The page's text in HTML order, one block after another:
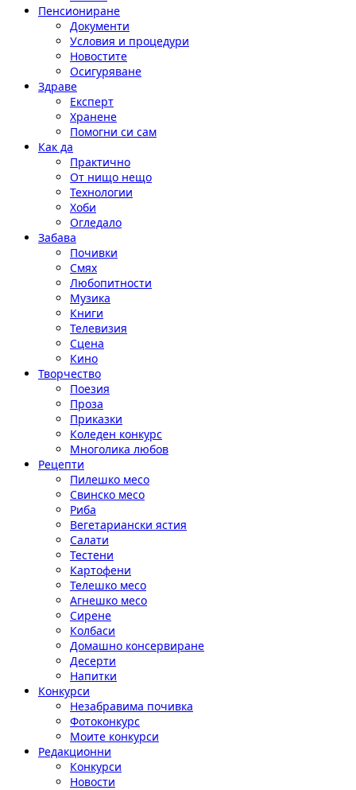
Пенсиониране
Документи
Условия и процедури
Новостите
Осигуряване
Здраве
Експерт
Хранене
Помогни си сам
Как да
Практично
От нищо нещо
Технологии
Хоби
Огледало
Забава
Почивки
Смях
Любопитности
Музика
Книги
Телевизия
Сцена
Кино
Творчество
Поезия
Проза
Приказки
Коледен конкурс
Многолика любов
Рецепти
Пилешко месо
Свинско месо
Риба
Вегетариански ястия
Салати
Тестени
Картофени
Телешко месо
Агнешко месо
Сирене
Колбаси
Домашно консервиране
Десерти
Напитки
Конкурси
Незабравима почивка
Фотоконкурс
Моите конкурси
Редакционни
Конкурси
Новости